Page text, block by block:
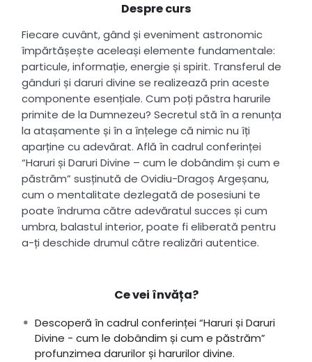
Despre curs
Fiecare cuvânt, gând și eveniment astronomic
împărtășește aceleași elemente fundamentale:
particule, informație, energie și spirit. Transferul de
gânduri și daruri divine se realizează prin aceste
componente esențiale. Cum poți păstra harurile
primite de la Dumnezeu? Secretul stă în a renunța
la atașamente și în a înțelege că nimic nu îți
aparține cu adevărat. Află în cadrul conferinței
“Haruri și Daruri Divine – cum le dobândim și cum e
păstrăm” susținută de Ovidiu-Dragoș Argeșanu,
cum o mentalitate dezlegată de posesiuni te
poate îndruma către adevăratul succes și cum
umbra, balastul interior, poate fi eliberată pentru
a-ți deschide drumul către realizări autentice.
Ce vei învăța?
Descoperă în cadrul conferinței “Haruri și Daruri
Divine - cum le dobândim și cum e păstrăm”
profunzimea darurilor și harurilor divine.